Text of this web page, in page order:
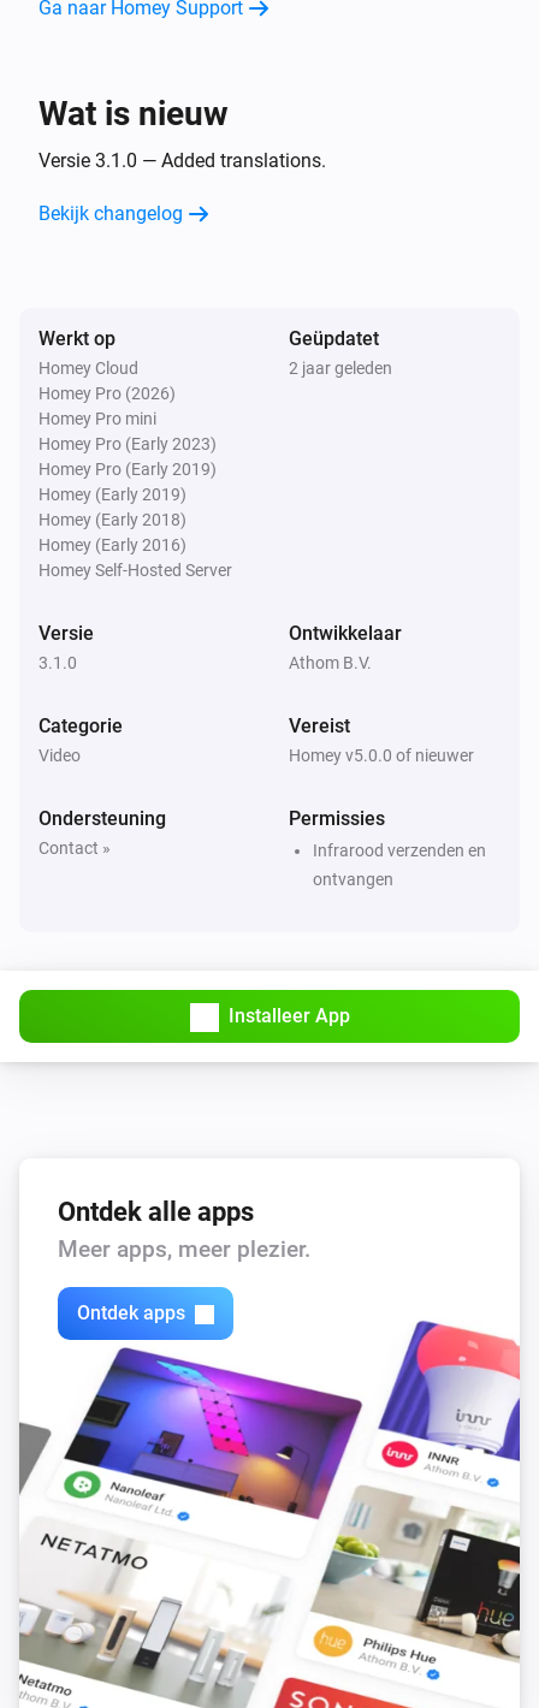
Samsung TV
Samsung TV
Verzend Commando
Samsung TV
Zet Kanaal op
Ga naar Homey Support
Wat is nieuw
Versie 3.1.0 — Added translations.
Bekijk changelog
Werkt op
Homey Cloud
Homey Pro (2026)
Homey Pro mini
Homey Pro (Early 2023)
Homey Pro (Early 2019)
Homey (Early 2019)
Homey (Early 2018)
Homey (Early 2016)
Homey Self-Hosted Server
Geüpdatet
2 jaar geleden
Versie
3.1.0
Ontwikkelaar
Athom B.V.
Categorie
Video
Vereist
Homey v5.0.0 of nieuwer
Ondersteuning
Contact »
Permissies
Infrarood verzenden en
ontvangen
Installeer App
Ontdek alle apps
Meer apps, meer plezier.
Ontdek apps